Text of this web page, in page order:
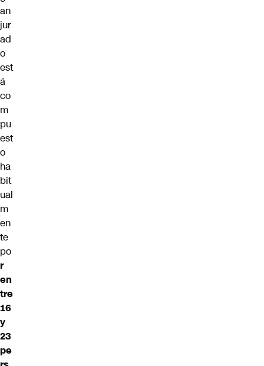
an
jur
ad
o
est
á
co
m
pu
est
o
ha
bit
ual
m
en
te
po
r
en
tre
16
y
23
pe